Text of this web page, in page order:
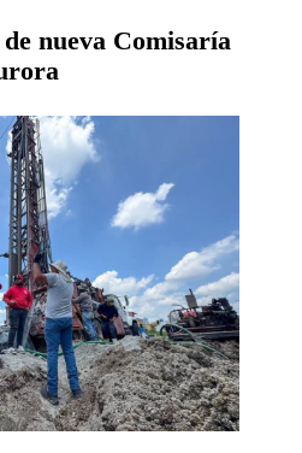
nueva Comisaría